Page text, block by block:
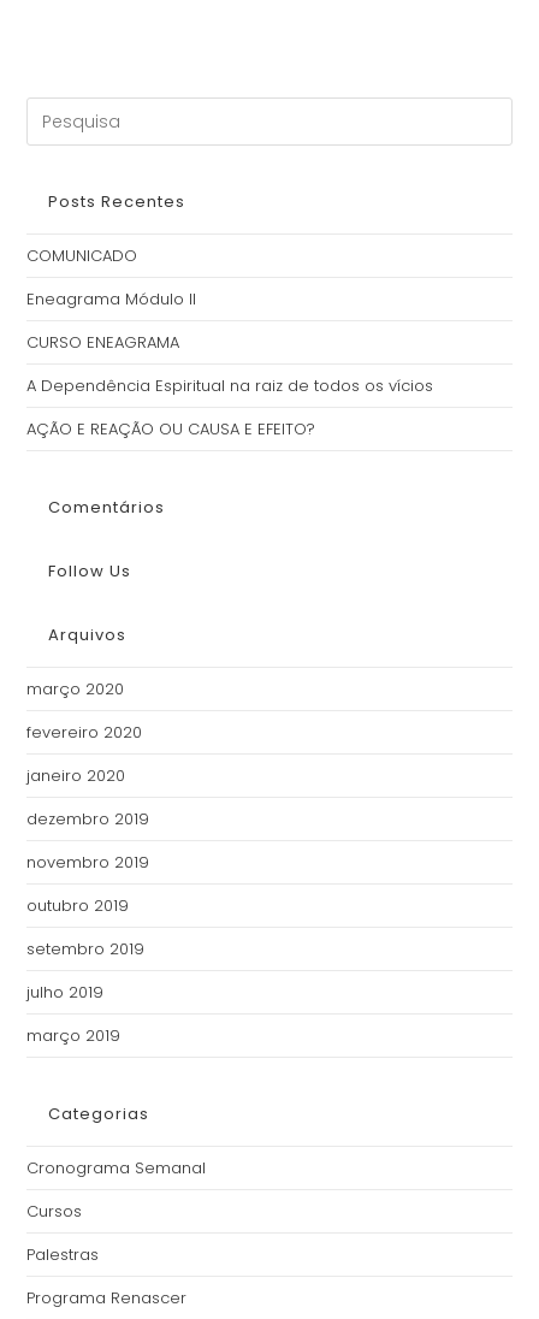
Posts Recentes
COMUNICADO
Eneagrama Módulo II
CURSO ENEAGRAMA
A Dependência Espiritual na raiz de todos os vícios
AÇÃO E REAÇÃO OU CAUSA E EFEITO?
Comentários
Follow Us
Arquivos
março 2020
fevereiro 2020
janeiro 2020
dezembro 2019
novembro 2019
outubro 2019
setembro 2019
julho 2019
março 2019
Categorias
Cronograma Semanal
Cursos
Palestras
Programa Renascer